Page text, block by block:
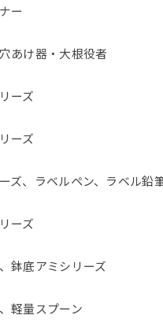
ー
あけ器・大根役者
ーズ
ーズ
ズ、ラベルペン、ラベル鉛
ーズ
鉢底アミシリーズ
軽量スプーン